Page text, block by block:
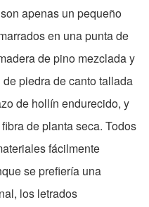
apenas un pequeño
en una punta de
de pino mezclada y
piedra de canto tallada
de hollín endurecido, y
de planta seca. Todos
fácilmente
se prefiería una
los letrados